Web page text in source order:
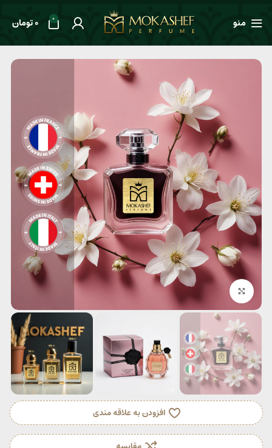
منو 0
0تومان
بزرگنمایی تصویر
افزودن به علاقه مندی